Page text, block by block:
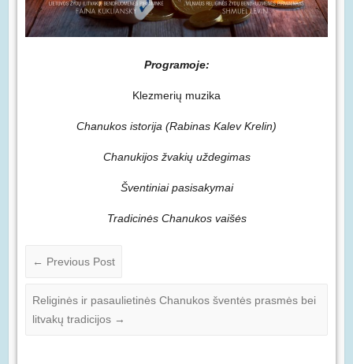
Programoje:
Klezmerių muzika
Chanukos istorija (Rabinas Kalev Krelin)
Chanukijos žvakių uždegimas
Šventiniai pasisakymai
Tradicinės Chanukos vaišės
← Previous Post
Religinės ir pasaulietinės Chanukos šventės prasmės bei
litvakų tradicijos →